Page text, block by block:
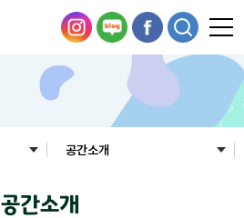
공간소개
공간소개